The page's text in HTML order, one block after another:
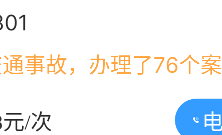
事故，办理了76个
/次